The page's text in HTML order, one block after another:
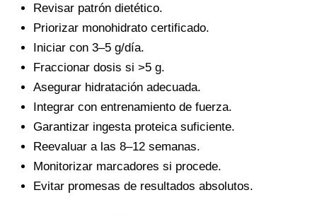
Revisar patrón dietético.
Priorizar monohidrato certificado.
Iniciar con 3–5 g/día.
Fraccionar dosis si >5 g.
Asegurar hidratación adecuada.
Integrar con entrenamiento de fuerza.
Garantizar ingesta proteica suficiente.
Reevaluar a las 8–12 semanas.
Monitorizar marcadores si procede.
Evitar promesas de resultados absolutos.